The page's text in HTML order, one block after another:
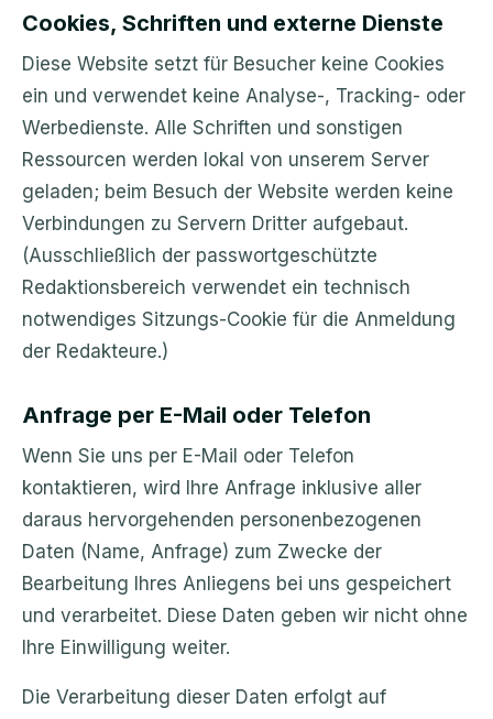
Cookies, Schriften und externe Dienste
Diese Website setzt für Besucher keine Cookies
ein und verwendet keine Analyse-, Tracking- oder
Werbedienste. Alle Schriften und sonstigen
Ressourcen werden lokal von unserem Server
geladen; beim Besuch der Website werden keine
Verbindungen zu Servern Dritter aufgebaut.
(Ausschließlich der passwortgeschützte
Redaktionsbereich verwendet ein technisch
notwendiges Sitzungs-Cookie für die Anmeldung
der Redakteure.)
Anfrage per E-Mail oder Telefon
Wenn Sie uns per E-Mail oder Telefon
kontaktieren, wird Ihre Anfrage inklusive aller
daraus hervorgehenden personenbezogenen
Daten (Name, Anfrage) zum Zwecke der
Bearbeitung Ihres Anliegens bei uns gespeichert
und verarbeitet. Diese Daten geben wir nicht ohne
Ihre Einwilligung weiter.
Die Verarbeitung dieser Daten erfolgt auf